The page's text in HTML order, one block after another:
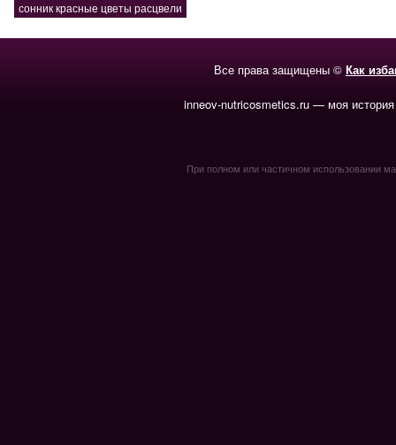
сонник красные цветы расцвели
Все права защищены © Как
inneov-nutricosmetics.ru — моя
При полном или частичном использовании